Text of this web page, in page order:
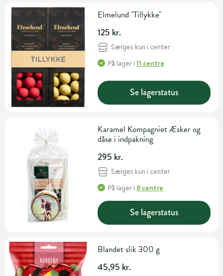
Elmelund "Tillykke"
125 kr.
Sælges kun i center
På lager i11 centre
Se lagerstatus
Karamel Kompagniet Æsker og
dåse i indpakning
295 kr.
Sælges kun i center
På lager i 8 centre
Se lagerstatus
Blandet slik 300 g
45,95 kr.